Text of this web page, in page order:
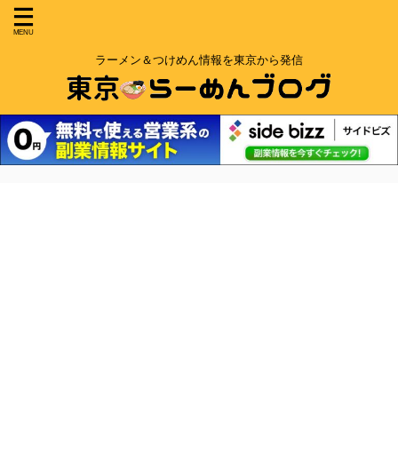
ラーメン＆つけめん情報を東京から発信